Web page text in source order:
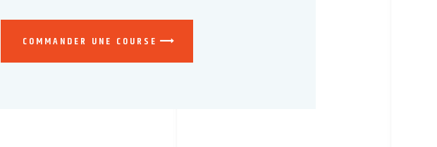
COMMANDER UNE COURSE